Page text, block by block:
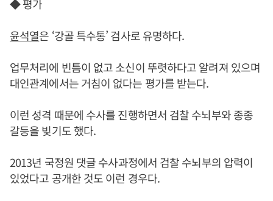
◆ 평가
윤석열은 ‘강골 특수통’ 검사로 유명하다.
업무처리에 빈틈이 없고 소신이 뚜렷하다고 알려져 있으며
대인관계에서는 거침이 없다는 평가를 받는다.
이런 성격 때문에 수사를 진행하면서 검찰 수뇌부와 종종
갈등을 빚기도 했다.
2013년 국정원 댓글 수사과정에서 검찰 수뇌부의 압력이
있었다고 공개한 것도 이런 경우다.